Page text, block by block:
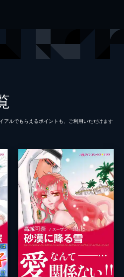
アルでもらえるポイントも、ご利⽤いただけます